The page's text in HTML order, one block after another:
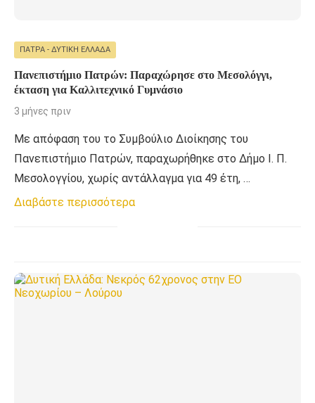
ΠΆΤΡΑ - ΔΥΤΙΚΉ ΕΛΛΆΔΑ
Πανεπιστήμιο Πατρών: Παραχώρησε στο Μεσολόγγι,
έκταση για Καλλιτεχνικό Γυμνάσιο
3 μήνες πριν
Με απόφαση του το Συμβούλιο Διοίκησης του
Πανεπιστήμιο Πατρών, παραχωρήθηκε στο Δήμο Ι. Π.
Μεσολογγίου, χωρίς αντάλλαγμα για 49 έτη, …
Διαβάστε περισσότερα